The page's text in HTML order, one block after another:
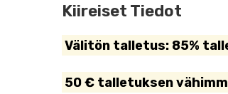
Kiireiset Tiedot
Välitön talletus: 85%
50 € talletuksen